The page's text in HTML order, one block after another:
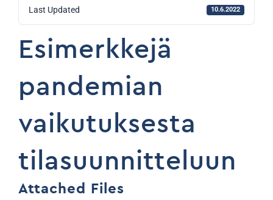
Last Updated 10.6.2022
Esimerkkejä
pandemian
vaikutuksesta
tilasuunnitteluun
Attached Files